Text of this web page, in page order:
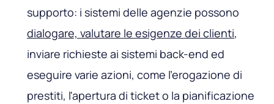
supporto: i sistemi delle agenzie possono
dialogare, valutare le esigenze dei clienti,
inviare richieste ai sistemi back-end ed
eseguire varie azioni, come l'erogazione di
prestiti, l'apertura di ticket o la pianificazione